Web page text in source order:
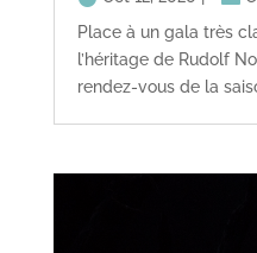
Place à un gala très
l’héritage de Rudolf
rendez-vous de la